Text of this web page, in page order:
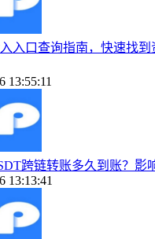
入口查询指南，快速找
13:55:11
跨链转账多久到账？影
13:13:41